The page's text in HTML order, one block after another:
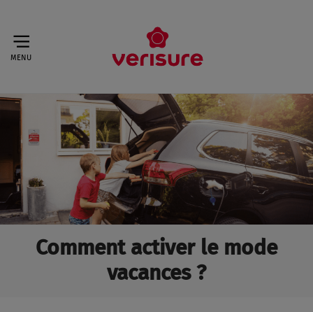
MENU
Comment activer le mode
vacances ?